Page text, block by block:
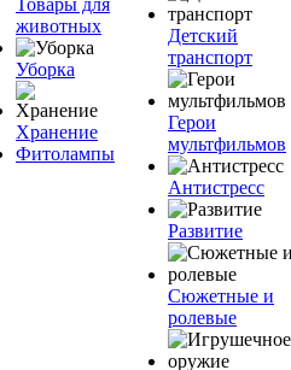
Товары для
животных
Уборка
Хранение
Фитолампы
Детский
транспорт
Герои
мультфильмов
Антистресс
Развитие
Сюжетные и
ролевые